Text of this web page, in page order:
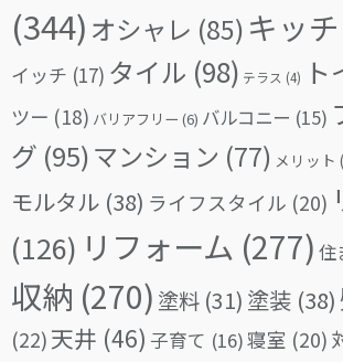
(344) オシャレ (85) キッ
イッチ (17) タイル (98) テラス (4) ト
ツー (18) バリアフリー (6) バルコニー (15)
グ (95)マンション (77) メリット
モルタル (38) ライフスタイル (20)
(126) リフォーム (277) 住
収納 (270) 塗料 (31) 塗装 (38)
(22)天井 (46) 子育て (16)寝室 (20)